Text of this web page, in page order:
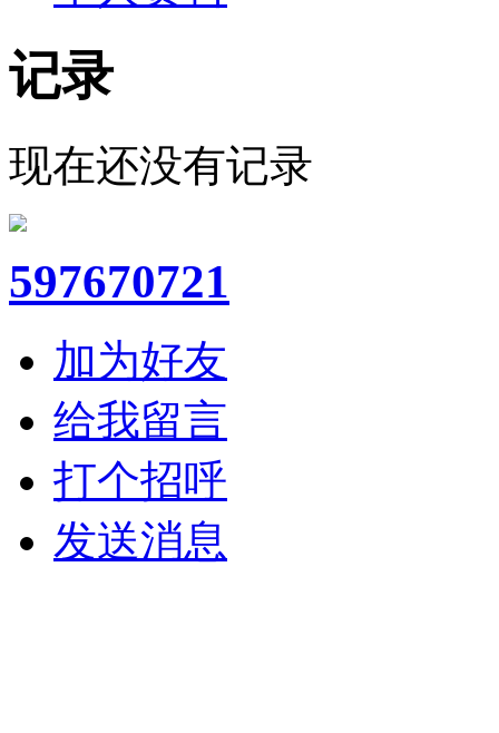
记录
现在还没有记录
597670721
加为好友
给我留言
打个招呼
发送消息